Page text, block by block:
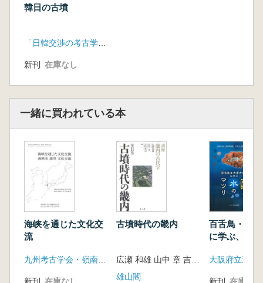
韓日の古墳
「日韓交渉の考古学 古墳時代」研究会
新刊 在庫なし
一緒に買われている本
海峡を通じた文化交
流
新刊 在庫なし
古墳時代の畿内
雄山閣
百舌鳥・古
に学ぶ、古
新刊 在庫なし